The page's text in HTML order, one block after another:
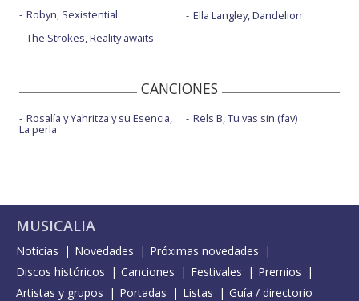
Robyn, Sexistential
The Strokes, Reality awaits
Ella Langley, Dandelion
CANCIONES
Rosalía y Yahritza y su Esencia,
La perla
Rels B, Tu vas sin (fav)
MUSICALIA
Noticias Novedades
Próximas novedades
Discos históricos
Canciones Festivales
Premios
Artistas y grupos
Portadas Listas Guía / directorio